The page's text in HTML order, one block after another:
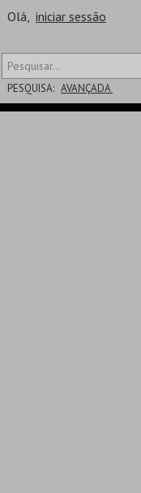
Olá, iniciar sessão
PESQUISA: AVANÇADA